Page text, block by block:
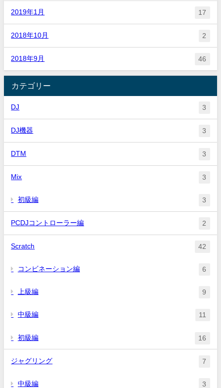
2019年1月 17
2018年10月 2
2018年9月 46
カテゴリー
DJ 3
DJ機器 3
DTM 3
Mix 3
初級編 3
PCDJコントローラー編 2
Scratch 42
コンビネーション編 6
上級編 9
中級編 11
初級編 16
ジャグリング 7
中級編 3